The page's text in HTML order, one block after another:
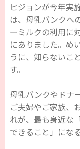
ピジョンが今年実
は、母乳バンクへ
ーミルクの利用に
にありました。め
うに、知らないこ
す。
母乳バンクやドナ
ご夫婦やご家族、
れが、最も身近な
できること」にな